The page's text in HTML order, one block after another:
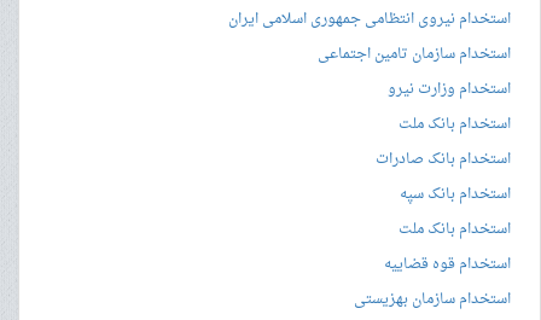
استخدام نیروی انتظامی جمهوری اسلامی ایران
استخدام سازمان تامین اجتماعی
استخدام وزارت نیرو
استخدام بانک ملت
استخدام بانک صادرات
استخدام بانک سپه
استخدام بانک ملت
استخدام قوه قضاییه
استخدام سازمان بهزیستی